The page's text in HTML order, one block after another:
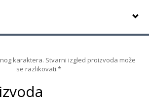
karaktera. Stvarni izgled proizvoda može
se razlikovati.*